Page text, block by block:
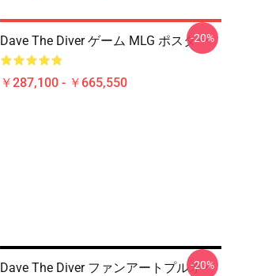
Dave The Diver ゲーム MLG ポスター
￥287,100 - ￥665,550
-20%
Dave The Diver ファンアートプルオー
-20%